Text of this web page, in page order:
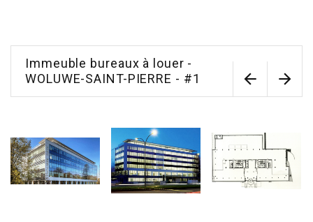
Immeuble bureaux à louer -
WOLUWE-SAINT-PIERRE - #1